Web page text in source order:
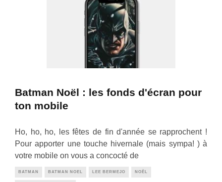
Batman Noël : les fonds d'écran pour
ton mobile
Ho, ho, ho, les fêtes de fin d'année se rapprochent !
Pour apporter une touche hivernale (mais sympa! ) à
votre mobile on vous a concocté de
BATMAN BATMAN NOEL LEE BERMEJO NOËL